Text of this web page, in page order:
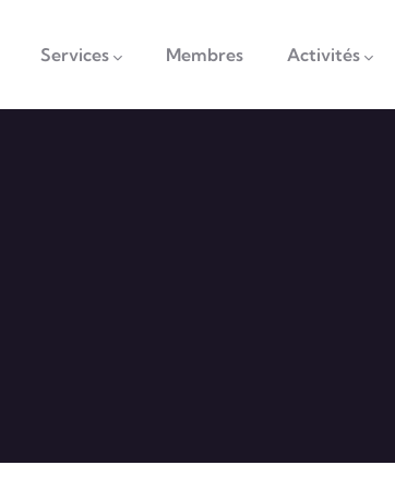
Services Membres Activités